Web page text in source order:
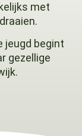
met
jeugd begint
gezellige